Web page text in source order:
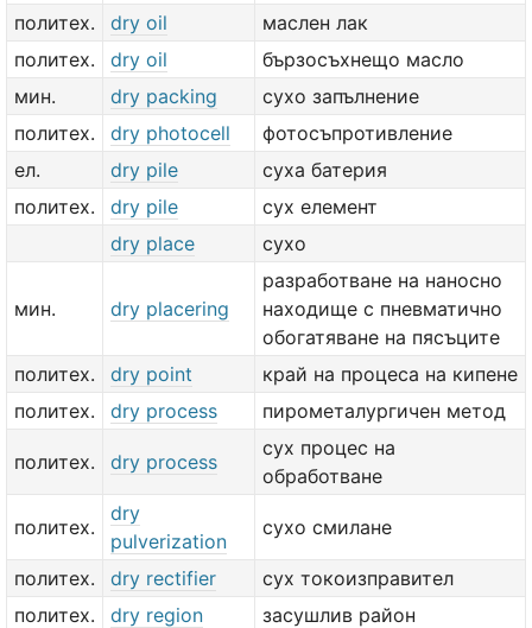
политех.
dry oil
маслен лак
политех.
dry oil
бързосъхнещо масло
мин.
dry packing
сухо запълнение
политех.
dry photocell
фотосъпротивление
ел.
dry pile
суха батерия
политех.
dry pile
сух елемент
dry place
сухо
мин. dry placering
разработване на наносно
находище с пневматично
обогатяване на пясъците
политех.
dry point
край на процеса на кипене
политех.
dry process пирометалургичен метод
политех. dry process
сух процес на
обработване
политех.
dry
pulverization
сухо смилане
политех. dry rectifier
сух токоизправител
политех.
dry region
засушлив район